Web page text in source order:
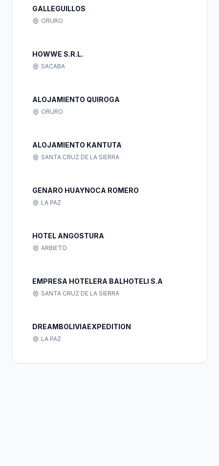
GALLEGUILLOS
ORURO
HOWWE S.R.L.
SACABA
ALOJAMIENTO QUIROGA
ORURO
ALOJAMIENTO KANTUTA
SANTA CRUZ DE LA SIERRA
GENARO HUAYNOCA ROMERO
LA PAZ
HOTEL ANGOSTURA
ARBIETO
EMPRESA HOTELERA BALHOTELI S.A
SANTA CRUZ DE LA SIERRA
DREAMBOLIVIAEXPEDITION
LA PAZ